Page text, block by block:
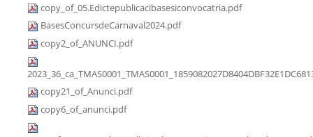
copy_of_05.Edictepublicacibasesiconvocatria.pdf
BasesConcursdeCarnaval2024.pdf
copy2_of_ANUNCI.pdf
copy21_of_Anunci.pdf
copy6_of_anunci.pdf